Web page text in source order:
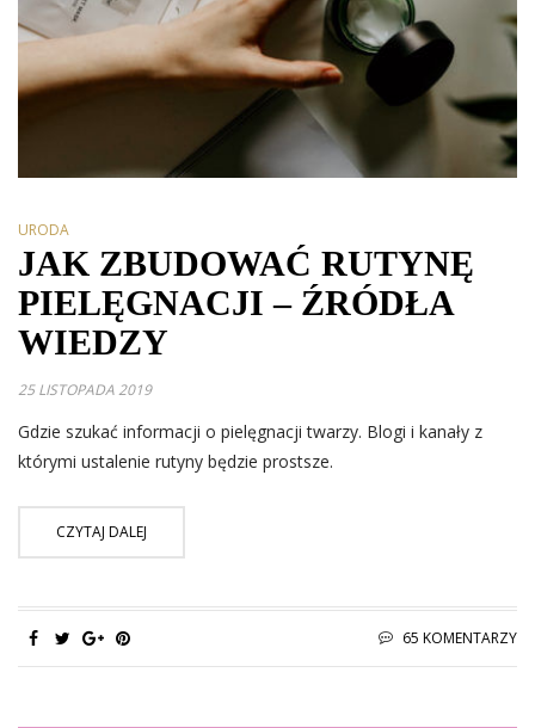
URODA
JAK ZBUDOWAĆ RUTYNĘ
PIELĘGNACJI – ŹRÓDŁA
WIEDZY
25 LISTOPADA 2019
Gdzie szukać informacji o pielęgnacji twarzy. Blogi i kanały z
którymi ustalenie rutyny będzie prostsze.
CZYTAJ DALEJ
65 KOMENTARZY